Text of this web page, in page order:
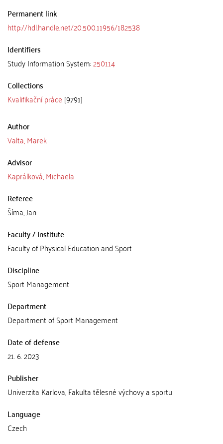
Permanent link
http://hdl.handle.net/20.500.11956/182538
Identifiers
Study Information System:250114
Collections
Kvalifikační práce [9791]
Author
Valta, Marek
Advisor
Kaprálková, Michaela
Referee
Šíma, Jan
Faculty / Institute
Faculty of Physical Education and Sport
Discipline
Sport Management
Department
Department of Sport Management
Date of defense
21. 6. 2023
Publisher
Univerzita Karlova, Fakulta tělesné výchovy a sportu
Language
Czech